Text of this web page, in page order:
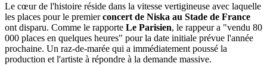
Le cœur de l'histoire réside dans la vitesse vertigineuse avec laquelle
les places pour le premierconcert de Niska au Stade de France
ont disparu. Comme le rapporte Le Parisien, le rappeur a "vendu 80
000 places en quelques heures" pour la date initiale prévue l'année
prochaine. Un raz-de-marée qui a immédiatement poussé la
production et l'artiste à répondre à la demande massive.